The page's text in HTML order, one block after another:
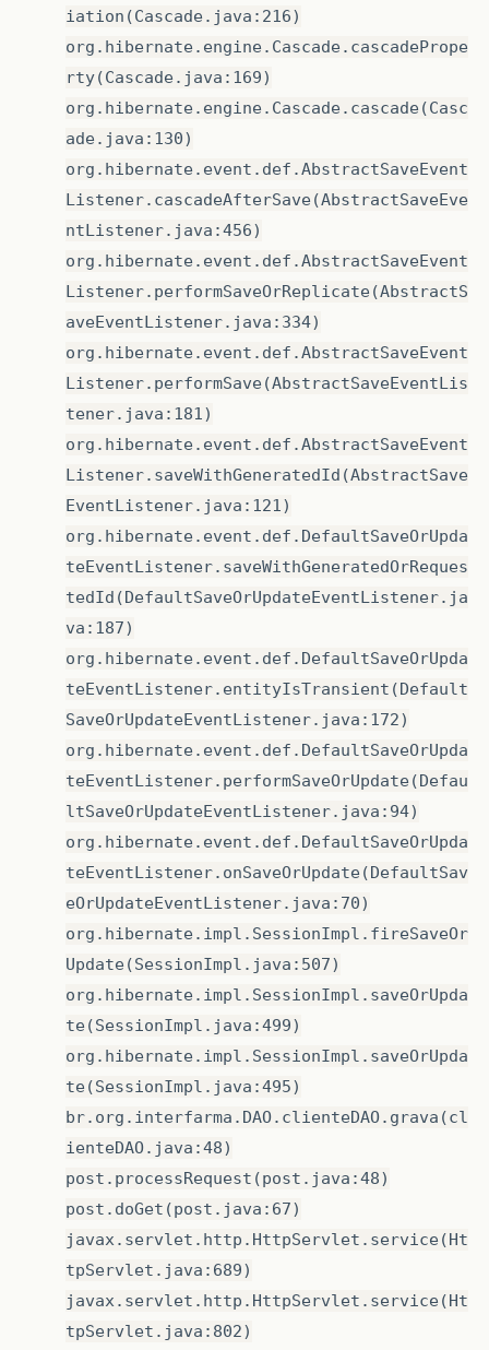
iation(Cascade.java:216)
org.hibernate.engine.Cascade.cascadePrope
rty(Cascade.java:169)
org.hibernate.engine.Cascade.cascade(Casc
ade.java:130)
org.hibernate.event.def.AbstractSaveEvent
Listener.cascadeAfterSave(AbstractSaveEve
ntListener.java:456)
org.hibernate.event.def.AbstractSaveEvent
Listener.performSaveOrReplicate(AbstractS
aveEventListener.java:334)
org.hibernate.event.def.AbstractSaveEvent
Listener.performSave(AbstractSaveEventLis
tener.java:181)
org.hibernate.event.def.AbstractSaveEvent
Listener.saveWithGeneratedId(AbstractSave
EventListener.java:121)
org.hibernate.event.def.DefaultSaveOrUpda
teEventListener.saveWithGeneratedOrReques
tedId(DefaultSaveOrUpdateEventListener.ja
va:187)
org.hibernate.event.def.DefaultSaveOrUpda
teEventListener.entityIsTransient(Default
SaveOrUpdateEventListener.java:172)
org.hibernate.event.def.DefaultSaveOrUpda
teEventListener.performSaveOrUpdate(Defau
ltSaveOrUpdateEventListener.java:94)
org.hibernate.event.def.DefaultSaveOrUpda
teEventListener.onSaveOrUpdate(DefaultSav
eOrUpdateEventListener.java:70)
org.hibernate.impl.SessionImpl.fireSaveOr
Update(SessionImpl.java:507)
org.hibernate.impl.SessionImpl.saveOrUpda
te(SessionImpl.java:499)
org.hibernate.impl.SessionImpl.saveOrUpda
te(SessionImpl.java:495)
br.org.interfarma.DAO.clienteDAO.grava(cl
ienteDAO.java:48)
post.processRequest(post.java:48)
post.doGet(post.java:67)
javax.servlet.http.HttpServlet.service(Ht
tpServlet.java:689)
javax.servlet.http.HttpServlet.service(Ht
tpServlet.java:802)